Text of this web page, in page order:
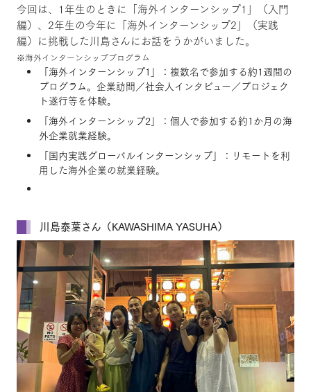
今回は、1年生のときに「海外インターンシップ1」（入門
編）、2年生の今年に「海外インターンシップ2」（実践
編）に挑戦した川島さんにお話をうかがいました。
※海外インターンシッププログラム
「海外インターンシップ1」：複数名で参加する約1週間の
プログラム。企業訪問／社会人インタビュー／プロジェク
ト遂行等を体験。
「海外インターンシップ2」：個人で参加する約1か月の海
外企業就業経験。
「国内実践グローバルインターンシップ」：リモートを利
用した海外企業の就業経験。
川島泰葉さん（KAWASHIMA YASUHA）